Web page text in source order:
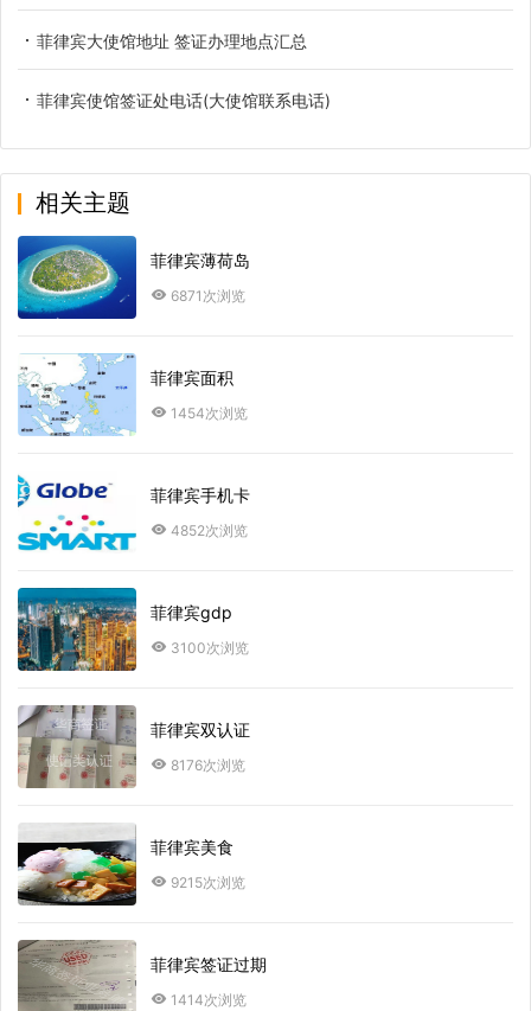
菲律宾大使馆地址 签证办理地点汇总
菲律宾使馆签证处电话(大使馆联系电话)
相关主题
菲律宾薄荷岛
6871次浏览
菲律宾面积
1454次浏览
菲律宾手机卡
4852次浏览
菲律宾gdp
3100次浏览
菲律宾双认证
8176次浏览
菲律宾美食
9215次浏览
菲律宾签证过期
1414次浏览